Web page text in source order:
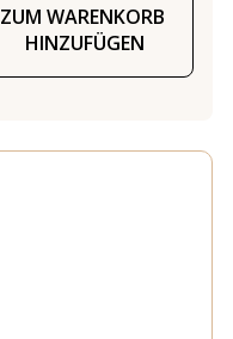
ZUM WARENKORB
HINZUFÜGEN